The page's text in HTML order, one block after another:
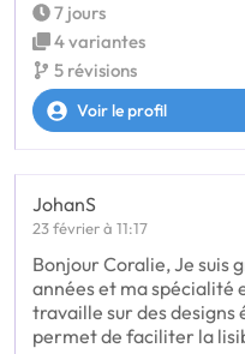
7 jours
4 variantes
5 révisions
Voir le profil
JohanS
23 février à 11:17
Bonjour Coralie, Je suis
années et ma spécialité
travaille sur des designs
permet de faciliter la